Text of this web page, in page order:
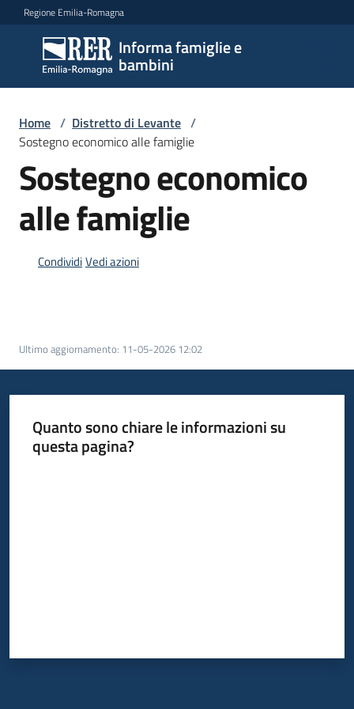
Vai al contenuto
Vai alla navigazione
Vai al footer
Regione Emilia-Romagna
Informa famiglie e
bambini
Informa
famiglie
e
bambini
Argomenti
famiglie
locali
Home / Distretto di Levante /
Sostegno economico alle famiglie
Sostegno economico
alle famiglie
CondividiVedi azioni
Ultimo aggiornamento: 11-05-2026 12:02
Quanto sono chiare le informazioni su
questa pagina?